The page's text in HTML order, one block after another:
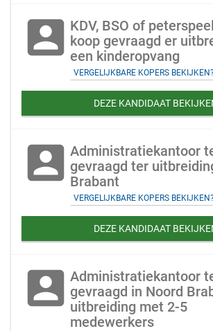
account_box KDV, BSO of
koop gevraagd er
een kinderopvang
VERGELIJKBARE KOPERS
DEZE KANDIDAAT
account_box Administratiekantoor
gevraagd ter
Brabant
VERGELIJKBARE KOPERS
DEZE KANDIDAAT
account_box Administratiekantoor
gevraagd in Noord
uitbreiding met 2-5
medewerkers